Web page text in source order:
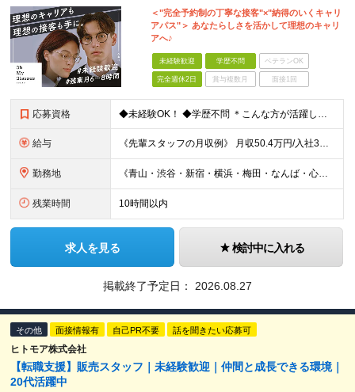
＜"完全予約制の丁寧な接客"×"納得のいくキャリ
アパス"＞ あなたらしさを活かして理想のキャリ
アへ♪
未経験歓迎 学歴不問 ベテランOK
完全週休2日 賞与複数月 面接1回
応募資格 ◆未経験OK！ ◆学歴不問 ＊こんな方が活躍しています＊ ◇第二新卒の方 ◇異業種から転職された方 ◇ブランクがある方 ＼こんな方も歓迎しております／ ★人と話すことが好きな方 ★ファッションやお
給与 《先輩スタッフの月収例》 月収50.4万円/入社3年目/26歳/SV兼店長（月給32万円＋手当＋インセンティブ） ◆未経験者の方《月給30万円スタートも可能！》 →月給24万5000円～30万円＋イ
勤務地 《青山・渋谷・新宿・横浜・梅田・なんば・心斎橋・広島・福岡…など。関東エリアは積極採用中》 ◎転居を伴う転勤はございません ◎勤務地は希望を考慮して配属いたします 【東京都】 オーマイグラス東京 青
残業時間 10時間以内
求人を見る 検討中に入れる
掲載終了予定日： 2026.08.27
その他 面接情報有 自己PR不要 話を聞きたい応募可
ヒトモア株式会社
【転職支援】販売スタッフ｜未経験歓迎｜仲間と成長できる環境｜
20代活躍中